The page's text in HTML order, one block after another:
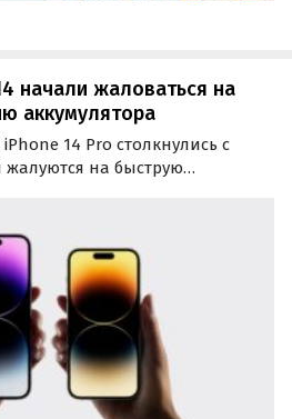
начали жаловаться на
аккумулятора
14 Pro столкнулись с
на быструю
уже начали проявлять